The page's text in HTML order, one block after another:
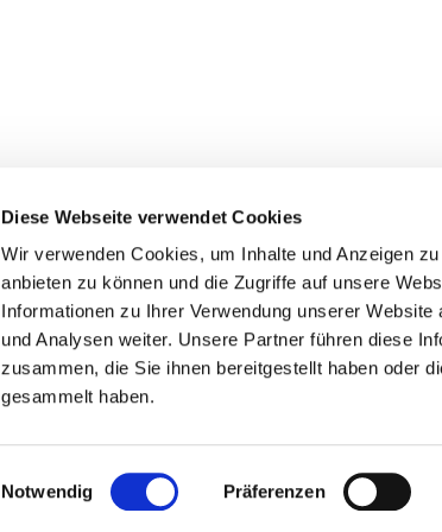
Diese Webseite verwendet Cookies
Wir verwenden Cookies, um Inhalte und Anzeigen
anbieten zu können und die Zugriffe auf unsere
Informationen zu Ihrer Verwendung unserer
und Analysen weiter. Unsere Partner führen diese
zusammen, die Sie ihnen bereitgestellt haben oder
gesammelt haben.
Einwilligungsauswahl
Notwendig Präferenzen